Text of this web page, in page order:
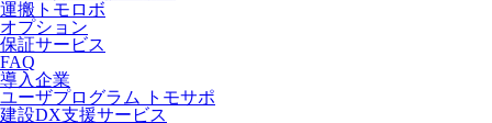
運搬トモロボ
オプション
保証サービス
FAQ
導入企業
ユーザプログラム トモサポ
建設DX支援サービス